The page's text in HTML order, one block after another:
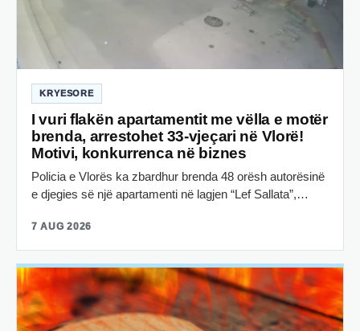
KRYESORE
I vuri flakën apartamentit me vëlla e motër
brenda, arrestohet 33-vjeçari në Vlorë!
Motivi, konkurrenca në biznes
Policia e Vlorës ka zbardhur brenda 48 orësh autorësinë
e djegies së një apartamenti në lagjen “Lef Sallata”,…
7 AUG 2026